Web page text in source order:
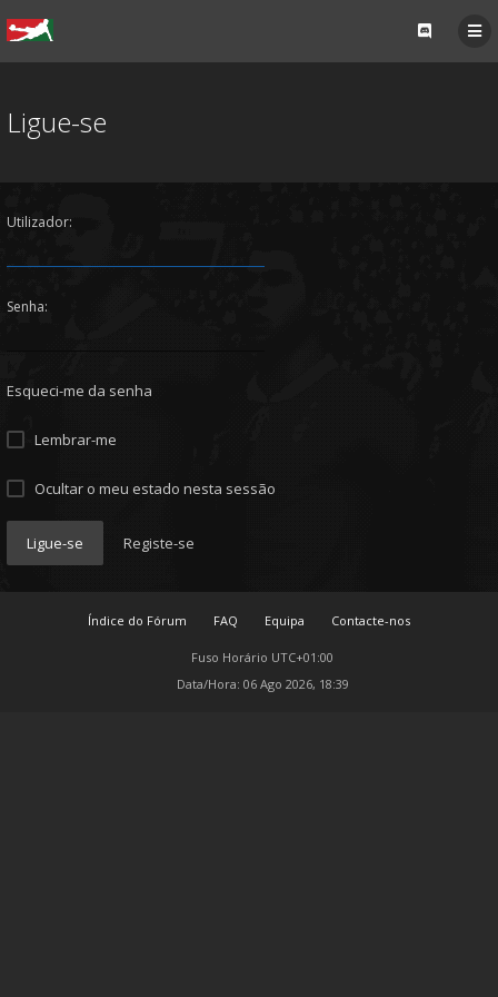
Ligue-se
Utilizador:
Senha:
Esqueci-me da senha
Lembrar-me
Ocultar o meu estado nesta sessão
Ligue-se Registe-se
Índice do Fórum FAQ Equipa Contacte-nos
Fuso Horário UTC+01:00
Data/Hora: 06 Ago 2026, 18:39